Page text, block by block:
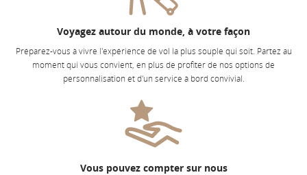
Voyagez autour du monde, à votre façon
Préparez-vous à vivre l'expérience de vol la plus souple qui soit. Partez au
moment qui vous convient, en plus de profiter de nos options de
personnalisation et d'un service à bord convivial.
Vous pouvez compter sur nous